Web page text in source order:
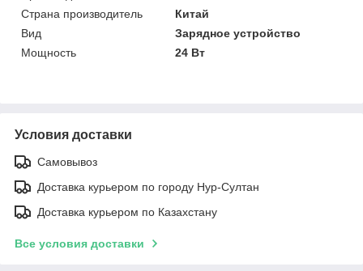
Страна производитель
Китай
Вид
Зарядное устройство
Мощность
24 Вт
Условия доставки
Самовывоз
Доставка курьером по городу Нур-Султан
Доставка курьером по Казахстану
Все условия доставки